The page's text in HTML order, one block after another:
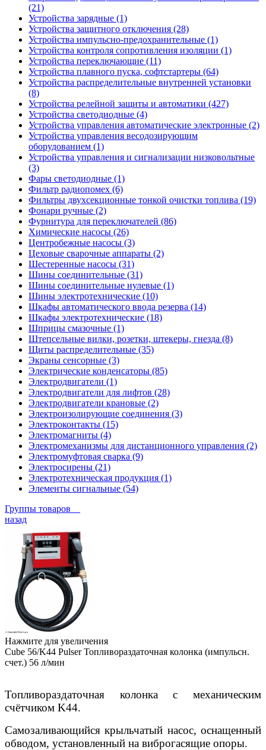
(21)
Устройства зарядные (1)
Устройства защитного отключения (28)
Устройства импульсно-предохранительные (1)
Устройства контроля сопротивления изоляции (1)
Устройства переключающие (11)
Устройства плавного пуска, софтстартеры (64)
Устройства распределительные внутренней установки
(8)
Устройства релейной защиты и автоматики (427)
Устройства светодиодные (4)
Устройства управления автоматические электронные (2)
Устройства управления весодозирующим
оборудованием (1)
Устройства управления и сигнализации низковольтные
(3)
Фары светодиодные (1)
Фильтр радиопомех (6)
Фильтры двухсекционные тонкой очистки топлива (19)
Фонари ручные (2)
Фурнитура для переключателей (86)
Химические насосы (26)
Центробежные насосы (3)
Цеховые сварочные аппараты (2)
Шестеренные насосы (31)
Шины соединительные (31)
Шины соединительные нулевые (1)
Шины электротехнические (10)
Шкафы автоматического ввода резерва (14)
Шкафы электротехнические (18)
Шприцы смазочные (1)
Штепсельные вилки, розетки, штекеры, гнезда (8)
Щиты распределительные (35)
Экраны сенсорные (3)
Электрические конденсаторы (85)
Электродвигатели (1)
Электродвигатели для лифтов (28)
Электродвигатели крановые (2)
Электроизолирующие соединения (3)
Электроконтакты (15)
Электромагниты (4)
Электромеханизмы для дистанционного управления (2)
Электромуфтовая сварка (9)
Электросирены (21)
Электротехническая продукция (1)
Элементы сигнальные (54)
Группы товаров
назад
Нажмите для увеличения
Cube 56/K44 Pulser Топливораздаточная колонка (импульсн.
счет.) 56 л/мин
Топливораздаточная колонка с механическим
счётчиком K44.
Самозаливающийся крыльчатый насос, оснащенный
обводом, установленный на виброгасящие опоры.